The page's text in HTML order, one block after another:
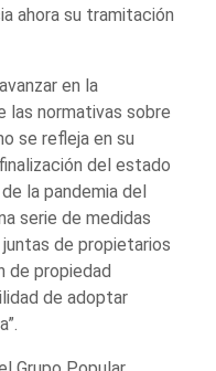
ahora su tramitación
en la
las normativas sobre
se refleja en su
del estado
la pandemia del
serie de medidas
de propietarios
de propiedad
de adoptar